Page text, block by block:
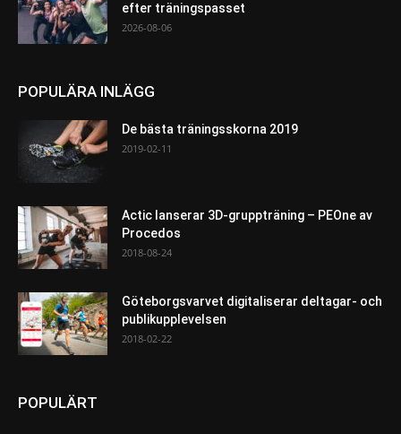
efter träningspasset
2026-08-06
POPULÄRA INLÄGG
De bästa träningsskorna 2019
2019-02-11
Actic lanserar 3D-gruppträning – PEOne av
Procedos
2018-08-24
Göteborgsvarvet digitaliserar deltagar- och
publikupplevelsen
2018-02-22
POPULÄRT